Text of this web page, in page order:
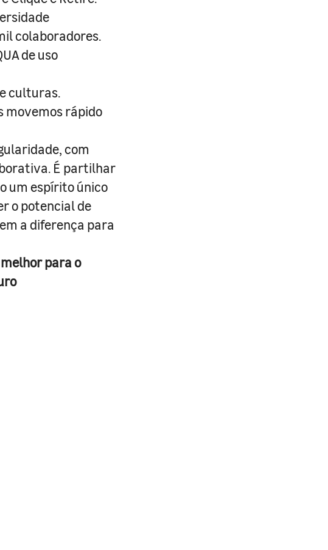
colaboradores.
de uso
culturas.
movemos rápido
com
É partilhar
um espírito único
o potencial de
a diferença para
para o